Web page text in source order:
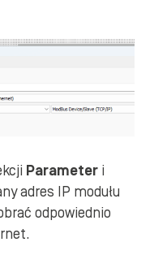
Parameter i
adres IP modułu
odpowiednio